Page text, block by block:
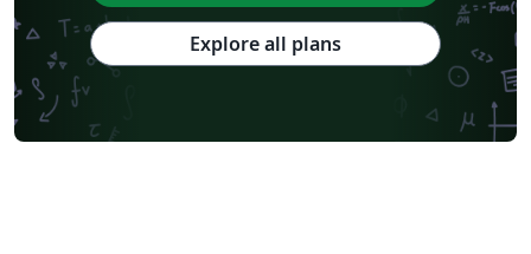
Explore all plans